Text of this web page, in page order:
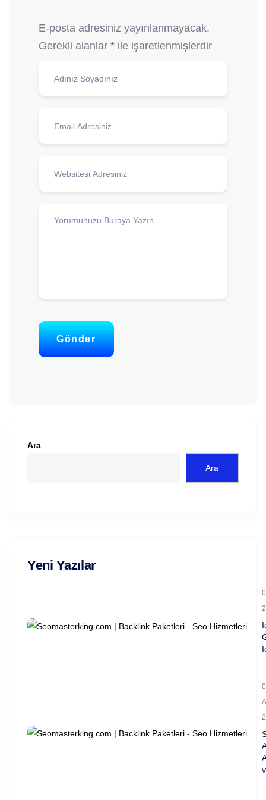
E-posta adresiniz yayınlanmayacak.
Gerekli alanlar * ile işaretlenmişlerdir
Gönder
Ara
Ara
Yeni Yazılar